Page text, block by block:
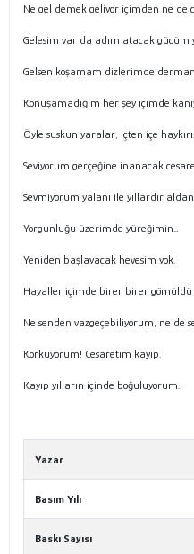
Ne gel demek geliyor içimden ne de
Gelesim var da adım atacak gücüm
Gelsen koşamam dizlerimde
Konuşamadığım her şey içimde
Öyle suskun yaralar, içten içe
Seviyorum gerçeğine inanacak
Sevmiyorum yalanı ile yıllardır
Yorgunluğu üzerimde yüreğimin…
Yeniden başlayacak hevesim yok.
Hayaller içimde birer birer
Ne senden vazgeçebiliyorum, ne de
Korkuyorum! Cesaretim kayıp.
Kayıp yılların içinde boğuluyorum.
Yazar
Basım Yılı
Baskı Sayısı